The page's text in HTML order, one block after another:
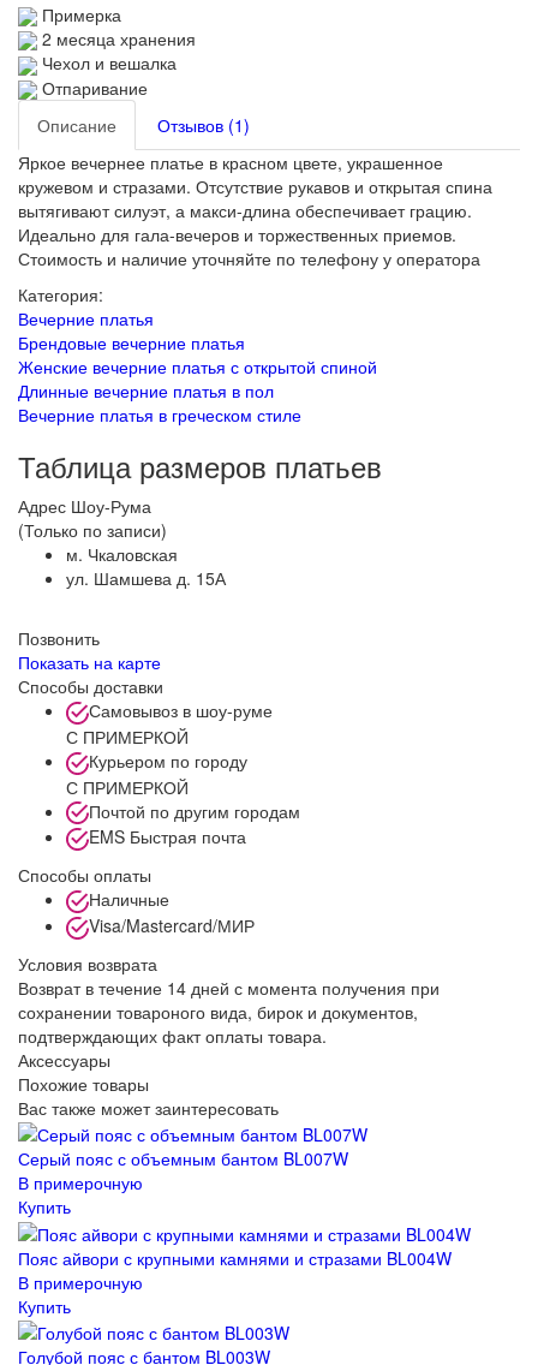
Примерка
2 месяца хранения
Чехол и вешалка
Отпаривание
Описание
Отзывов (1)
Яркое вечернее платье в красном цвете, украшенное
кружевом и стразами. Отсутствие рукавов и открытая спина
вытягивают силуэт, а макси-длина обеспечивает грацию.
Идеально для гала-вечеров и торжественных приемов.
Стоимость и наличие уточняйте по телефону у оператора
Категория:
Вечерние платья
Брендовые вечерние платья
Женские вечерние платья с открытой спиной
Длинные вечерние платья в пол
Вечерние платья в греческом стиле
Таблица размеров платьев
Адрес Шоу-Рума
(Только по записи)
м. Чкаловская
ул. Шамшева д. 15А
Позвонить
Показать на карте
Способы доставки
Самовывоз в шоу-руме
С ПРИМЕРКОЙ
Курьером по городу
С ПРИМЕРКОЙ
Почтой по другим городам
EMS Быстрая почта
Способы оплаты
Наличные
Visa/Mastercard/МИР
Условия возврата
Возврат в течение 14 дней с момента получения при
сохранении товароного вида, бирок и документов,
подтверждающих факт оплаты товара.
Аксессуары
Похожие товары
Вас также может заинтересовать
Серый пояс с объемным бантом BL007W
В примерочную
Купить
Пояс айвори с крупными камнями и стразами BL004W
В примерочную
Купить
Голубой пояс с бантом BL003W